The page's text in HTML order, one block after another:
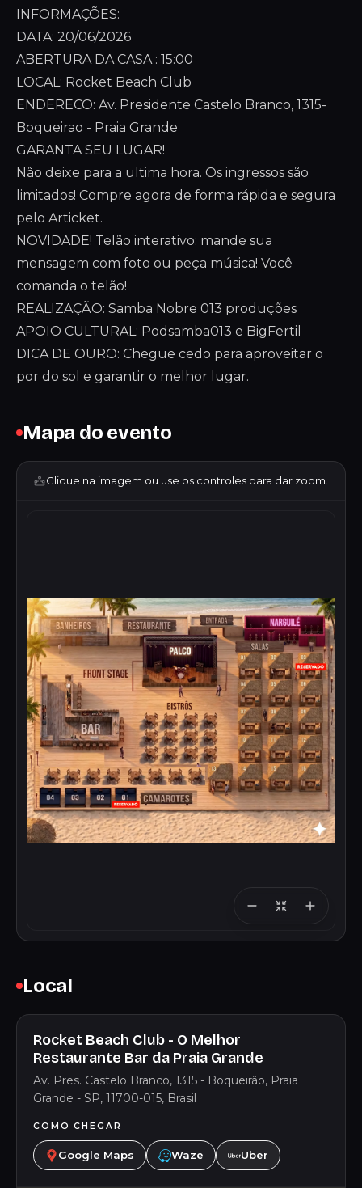
INFORMAÇÕES:
DATA: 20/06/2026
ABERTURA DA CASA : 15:00
LOCAL: Rocket Beach Club
ENDERECO: Av. Presidente Castelo Branco, 1315-
Boqueirao - Praia Grande
GARANTA SEU LUGAR!
Não deixe para a ultima hora. Os ingressos são
limitados! Compre agora de forma rápida e segura
pelo Articket.
NOVIDADE! Telão interativo: mande sua
mensagem com foto ou peça música! Você
comanda o telão!
REALIZAÇÃO: Samba Nobre 013 produções
APOIO CULTURAL: Podsamba013 e BigFertil
DICA DE OURO: Chegue cedo para aproveitar o
por do sol e garantir o melhor lugar.
Mapa do evento
Clique na imagem ou use os controles para dar zoom.
Local
Rocket Beach Club - O Melhor
Restaurante Bar da Praia Grande
Av. Pres. Castelo Branco, 1315 - Boqueirão, Praia
Grande - SP, 11700-015, Brasil
COMO CHEGAR
Google Maps Waze Uber